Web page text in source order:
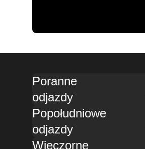
Poranne
odjazdy
Popołudniowe
odjazdy
Wieczorne